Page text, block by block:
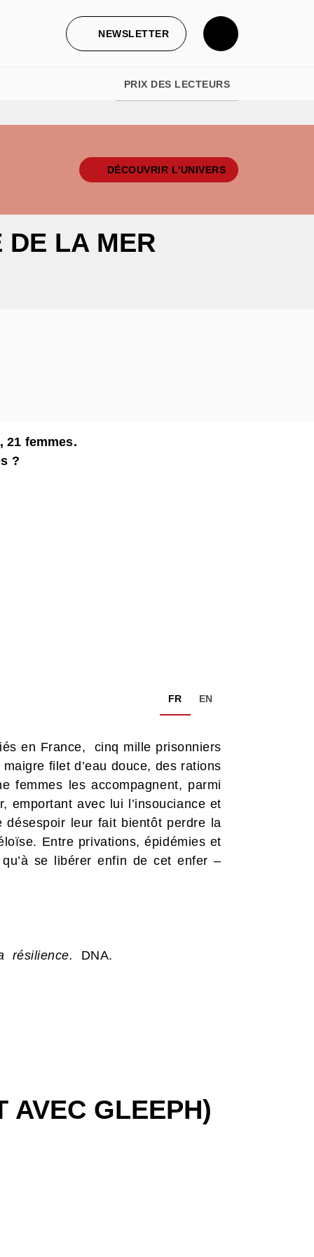
NEWSLETTER
PRIX DES LECTEURS
DÉCOUVRIR L'UNIVERS
DE LA MER
21 femmes.
?
FR EN
en France, cinq mille prisonniers
filet d’eau douce, des rations
femmes les accompagnent, parmi
emportant avec lui l’insouciance et
leur fait bientôt perdre la
Entre privations, épidémies et
qu’à se libérer enfin de cet enfer –
résilience. DNA.
AVEC GLEEPH)